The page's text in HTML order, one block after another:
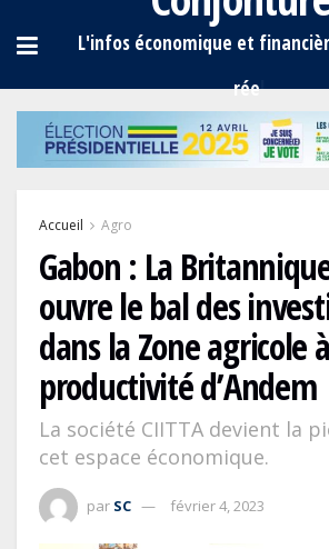
Accueil Agro
Gabon : La
ouvre le bal des
dans la Zone agricole
productivité d’Andem
La société CIITTA devient la
cet espace économique.
par SC février 4, 2023